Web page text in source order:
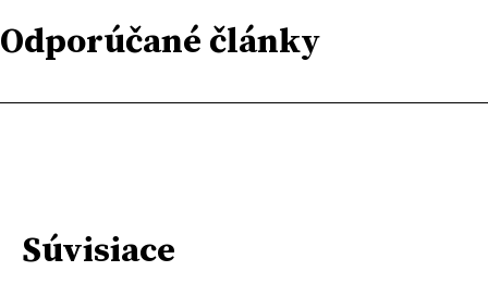
Odporúčané články
Súvisiace